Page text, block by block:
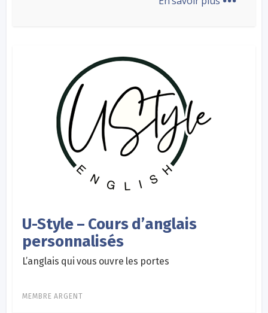
U-Style – Cours d’anglais
personnalisés
L’anglais qui vous ouvre les portes
MEMBRE ARGENT